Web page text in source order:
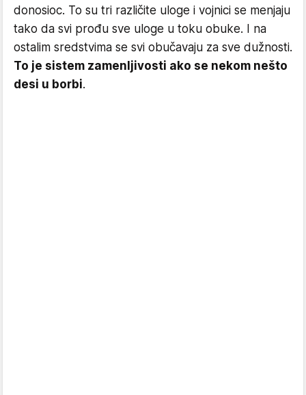
donosioc. To su tri različite uloge i vojnici se menjaju
tako da svi prođu sve uloge u toku obuke. I na
ostalim sredstvima se svi obučavaju za sve dužnosti.
To je sistem zamenljivosti ako se nekom nešto
desi u borbi.